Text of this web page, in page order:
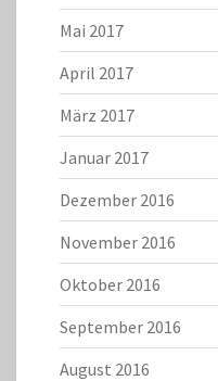
Mai 2017
April 2017
März 2017
Januar 2017
Dezember 2016
November 2016
Oktober 2016
September 2016
August 2016